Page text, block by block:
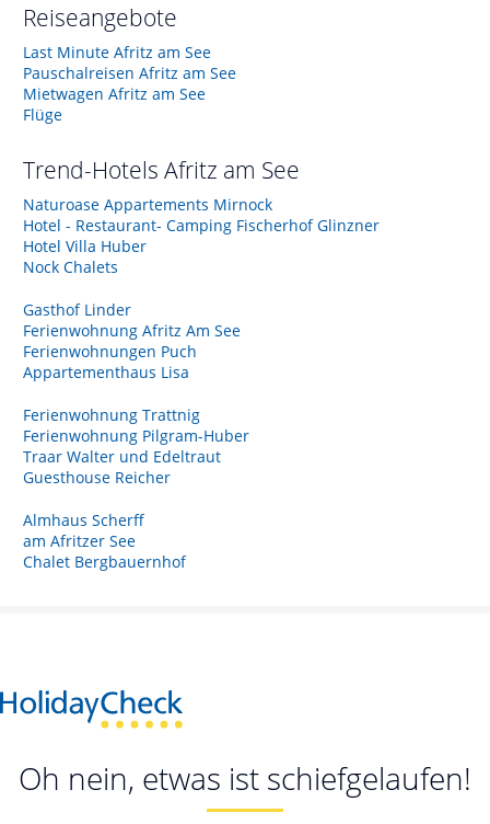
Reiseangebote
Last Minute Afritz am See
Pauschalreisen Afritz am See
Mietwagen Afritz am See
Flüge
Trend-Hotels Afritz am See
Naturoase Appartements Mirnock
Hotel - Restaurant- Camping Fischerhof Glinzner
Hotel Villa Huber
Nock Chalets
Gasthof Linder
Ferienwohnung Afritz Am See
Ferienwohnungen Puch
Appartementhaus Lisa
Ferienwohnung Trattnig
Ferienwohnung Pilgram-Huber
Traar Walter und Edeltraut
Guesthouse Reicher
Almhaus Scherff
am Afritzer See
Chalet Bergbauernhof
Oh nein, etwas ist schiefgelaufen!